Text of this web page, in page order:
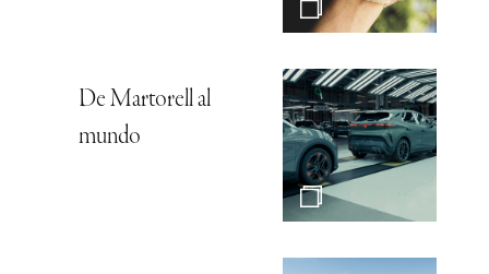
De Martorell al
mundo